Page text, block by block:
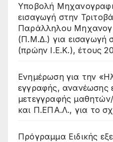
Υποβολή
εισαγωγή στην
Παράλληλου
(Π.Μ.Δ.) για εισαγωγή
(πρώην Ι.Ε.Κ.), έτους
Ενημέρωση για την
εγγραφής, ανανέωσης
μετεγγραφής
και Π.ΕΠΑ.Λ., για το
Πρόγραμμα Ειδικής